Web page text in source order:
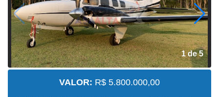
2 de 5
VALOR: R$ 5.800.000,00